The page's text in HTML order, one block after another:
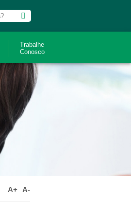
Trabalhe
Conosco
A+ A-